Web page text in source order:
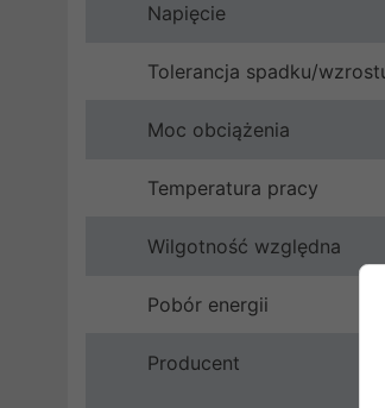
Napięcie
Tolerancja spadku/
Moc obciążenia
Temperatura pracy
Wilgotność względna
Pobór energii
Producent